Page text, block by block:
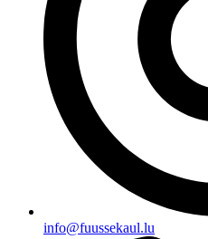
info@fuussekaul.lu